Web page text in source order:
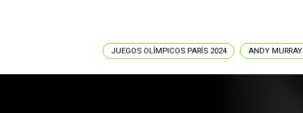
JUEGOS OLÍMPICOS PARÍS 2024 ANDY MURRAY